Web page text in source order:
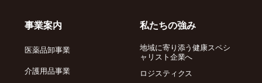
事業案内
医薬品卸事業
介護用品事業
私たちの強み
地域に寄り添う健康スペシ
ャリスト企業へ
ロジスティクス